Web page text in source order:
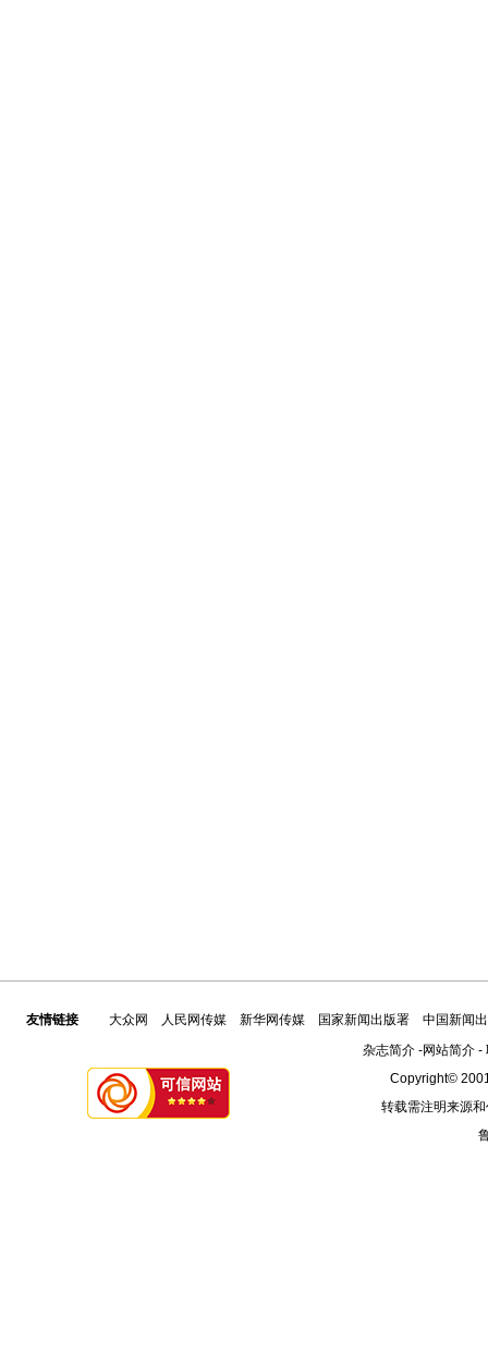
友情链接 大众网 人民网传媒 新华网传媒 国家新闻出版署
中国新闻
杂志简介-网站简介-
Copyright©
转载需注明来源